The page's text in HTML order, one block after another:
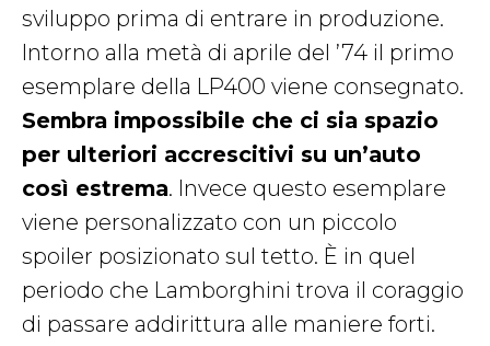
sviluppo prima di entrare in produzione.
Intorno alla metà di aprile del ’74 il primo
esemplare della LP400 viene consegnato.
Sembra impossibile che ci sia spazio
per ulteriori accrescitivi su un’auto
così estrema. Invece questo esemplare
viene personalizzato con un piccolo
spoiler posizionato sul tetto. È in quel
periodo che Lamborghini trova il coraggio
di passare addirittura alle maniere forti.